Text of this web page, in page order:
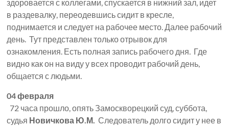
здоровается с коллегами, спускается в нижний зал, идет
в раздевалку, переодевшись сидит в кресле,
поднимается и следует на рабочее место. Далее рабочий
день. Тут представлен только отрывок для
ознакомления. Есть полная запись рабочего дня. Где
видно как он на виду у всех проводит рабочий день,
общается с людьми.
04 февраля
72 часа прошло, опять Замоскворецкий суд, суббота,
судья Новичкова Ю.М. Следователь долго сидит у нее в